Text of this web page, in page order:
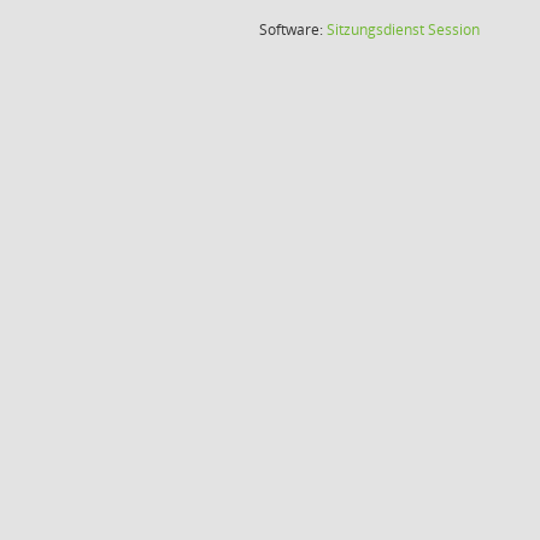
Software:SitzungsdienstSession(Wird in